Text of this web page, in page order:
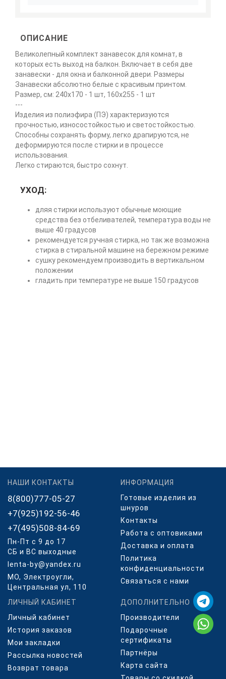
ОПИСАНИЕ
Великолепный комплект занавесок для комнат, в
которых есть выход на балкон. Включает в себя две
занавески - для окна и балконной двери. Размеры
Занавески абсолютно белые с красивым принтом.
Размер, см: 240х170 - 1 шт, 160х255 - 1 шт
---
Изделия из полиэфира (ПЭ) характеризуются
прочностью, износостойкостью и светостойкостью.
Способны сохранять форму, легко драпируются, не
деформируются после стирки и в процессе
использования.
Легко стираются, быстро сохнут.
УХОД:
дляя стирки используют обычные моющие
средства без отбеливателей, температура воды не
выше 40 градусов
рекомендуется ручная стирка, но так же возможна
стирка в стиральной машине на бережном режиме
сушку рекомендуем производить в вертикальном
положении
гладить при температуре не выше 150 градусов
НАШИ КОНТАКТЫ
8(800)777-05-27
+7(925)192-56-46
+7(495)508-84-69
Пн-Пт с 9 до 17
СБ и ВС выходные
lenta-by@yandex.ru
МО, Электроугли,
Центральная ул, 110
ИНФОРМАЦИЯ
Готовые изделия из
шнуров
Контакты
Работа с оптовиками
Доставка и оплата
Политика
конфиденциальности
Связаться с нами
ЛИЧНЫЙ КАБИНЕТ
Личный кабинет
История заказов
Мои закладки
Рассылка новостей
Возврат товара
ДОПОЛНИТЕЛЬНО
Производители
Подарочные
сертификаты
Партнёры
Карта сайта